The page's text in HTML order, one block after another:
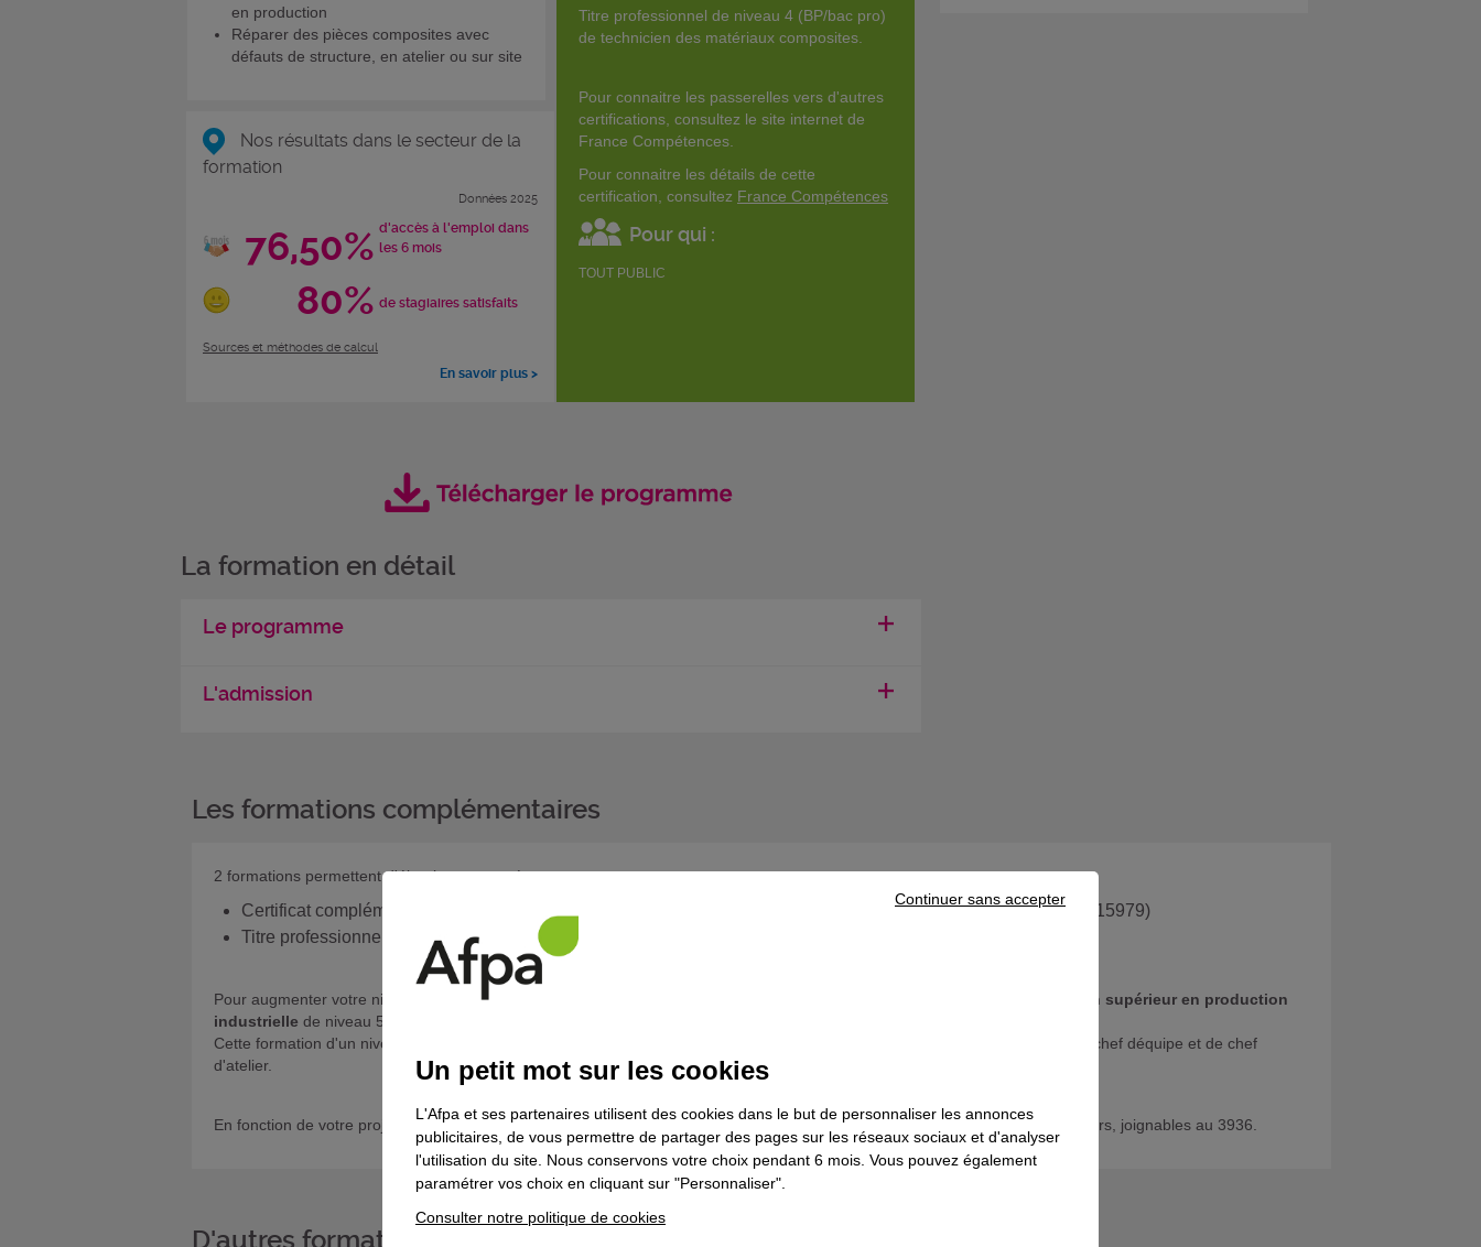
en production
Réparer des pièces composites avec
défauts de structure, en atelier ou sur site
Nos résultats dans le secteur de la
formation
Données 2025
76,50% d'accès à l'emploi dans
les 6 mois
80% de stagiaires satisfaits
Sources et méthodes de calcul
En savoir plus >
Titre professionnel de niveau 4 (BP/bac pro)
de technicien des matériaux composites.
Pour connaitre les passerelles vers d'autres
certifications, consultez le site internet de
France Compétences.
Pour connaitre les détails de cette
certification, consultez France Compétences
Pour qui :
TOUT PUBLIC
La formation en détail
Le programme
L'admission
Les formations complémentaires
2 formations permettent d'élargir vos compétences :
Certificat complémentaire de spécialité (CCS) : Mouler des pièces composites en préimprégné(réf produit 15979)
Titre professionnel
technicien de production industrielle
Pour augmenter votre niveau de qualification dans le management de la production industrielle : Titre professionnel
technicien supérieur en production
industrielle de niveau 5 (BTS/DUT).
Cette formation d'un niveau supérieur augmente vos chances pour l'accession à des postes à responsablité dans l'indutrie de chef déquipe et de chef
d'atelier.
En fonction de votre projet, si vous souhaitez poursuivre votre parcours de formation, prenez contact avec l’un de nos conseillers, joignables au 3936.
Un petit mot sur les cookies
L'Afpa et ses partenaires utilisent des cookies dans le but de personnaliser les annonces
publicitaires, de vous permettre de partager des pages sur les réseaux sociaux et d'analyser
l'utilisation du site. Nous conservons votre choix pendant 6 mois. Vous pouvez également
paramétrer vos choix en cliquant sur "Personnaliser".
Consulter notre politique de cookies
Continuer sans accepter